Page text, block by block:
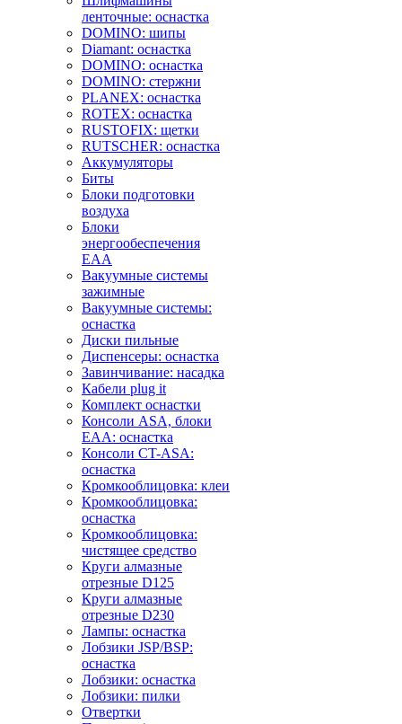
ленточные: оснастка
DOMINO: шипы
Diamant: оснастка
DOMINO: оснастка
DOMINO: стержни
PLANEX: оснастка
ROTEX: оснастка
RUSTOFIX: щетки
RUTSCHER: оснастка
Аккумуляторы
Биты
Блоки подготовки
воздуха
Блоки
энергообеспечения
EAA
Вакуумные системы
зажимные
Вакуумные системы:
оснастка
Диски пильные
Диспенсеры: оснастка
Завинчивание: насадка
Кабели plug it
Комплект оснастки
Консоли ASA, блоки
EAA: оснастка
Консоли CT-ASA:
оснастка
Кромкооблицовка: клеи
Кромкооблицовка:
оснастка
Кромкооблицовка:
чистящее средство
Круги алмазные
отрезные D125
Круги алмазные
отрезные D230
Лампы: оснастка
Лобзики JSP/BSP:
оснастка
Лобзики: оснастка
Лобзики: пилки
Отвертки